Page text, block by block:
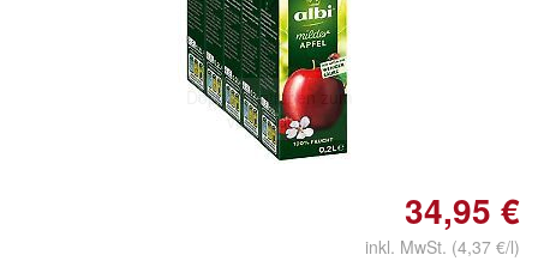
Doppelt antippen zum
vergrößern
34,95 €
inkl. MwSt. (4,37 €/l)